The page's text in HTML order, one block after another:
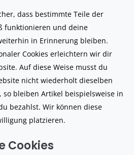
dass bestimmte Teile der
funktionieren und deine
in Erinnerung bleiben.
Cookies erleichtern wir dir
Auf diese Weise musst du
nicht wiederholt dieselben
bleiben Artikel beispielsweise in
bezahlst. Wir können diese
platzieren.
Cookies